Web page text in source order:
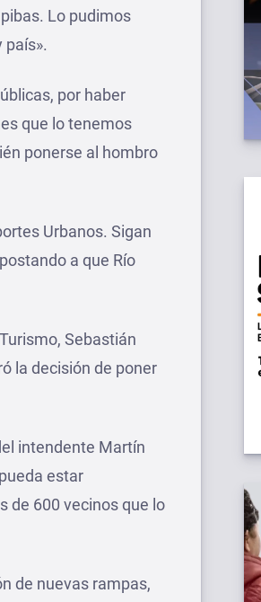
Lo pudimos
por haber
que lo tenemos
ponerse al hombro
Urbanos. Sigan
a que Río
Sebastián
la decisión de poner
intendente Martín
estar
de 600 vecinos que lo
de nuevas rampas,